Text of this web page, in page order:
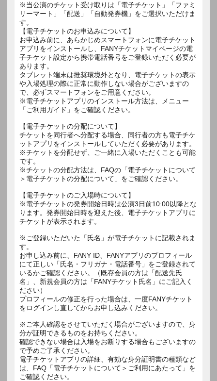
※当公演のチケット受け取りは「電子チケット」「ファミ
リーマート」「配送」「自動発券機」をご選択いただけま
す。
【電子チケットのお申込みについて】
お申込み前に、あらかじめスマートフォンに電子チケット
アプリをインストールし、FANYチケットマイページの電
子チケット設定から携帯電話番号をご登録いただく必要が
あります。
タブレット端末は推奨環境外となり、電子チケットの表示
や入場処理の際に正常に動作しない場合がございますの
で、必ずスマートフォンをご用意ください。
※電子チケットアプリのインストール方法は、メニュー
「ご利用ガイド」をご確認ください。
【電子チケットの分配について】
チケットを同行者へ分配する場合、同行者の方も電子チケ
ットアプリをインストールしていただく必要があります。
※チケットを分配せず、ご一緒に入場いただくことも可能
です。
※チケットの分配方法は、FAQの「電子チケットについて
＞電子チケットの分配について」をご確認ください。
【電子チケットのご入場時について】
※電子チケットの発券開始日時は公演3日前10:00以降とな
ります。発券開始日時を迎えた後、電子チケットアプリに
チケットが表示されます。
※ご登録いただいた「氏名」が電子チケットに記載されま
す。
お申し込み前に、FANY ID、FANYアプリのプロフィール
にて正しい「氏名・フリガナ・電話番号」をご登録されて
いるかご確認ください。（既存会員の方は「配送先氏
名」、新規会員の方は「FANYチケット氏名」にご記入く
ださい）
プロフィールの修正を行った場合は、一度FANYチケット
をログインし直してからお申し込みください。
※ご本人確認をさせていただく場合がございますので、身
分が証明できるものをお持ちください。
確認できない場合は入場をお断りする場合もございますの
で予めご了承ください。
電子チケットアプリの詳細、有効な身分証明書の種類など
は、FAQ「電子チケットについて＞ご利用にあたって」を
ご確認ください。